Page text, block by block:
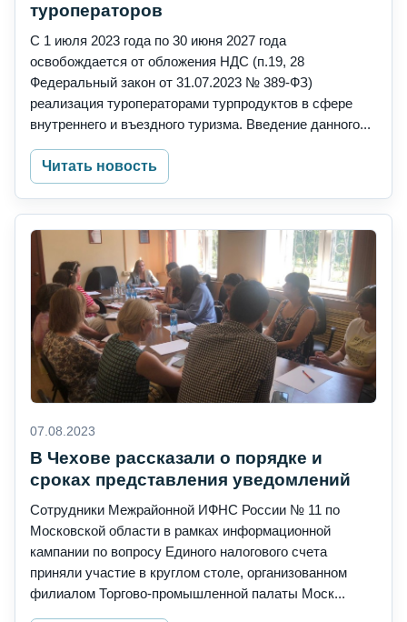
туроператоров
С 1 июля 2023 года по 30 июня 2027 года
освобождается от обложения НДС (п.19, 28
Федеральный закон от 31.07.2023 № 389-ФЗ)
реализация туроператорами турпродуктов в сфере
внутреннего и въездного туризма. Введение данного...
Читать новость
07.08.2023
В Чехове рассказали о порядке и
сроках представления уведомлений
Сотрудники Межрайонной ИФНС России № 11 по
Московской области в рамках информационной
кампании по вопросу Единого налогового счета
приняли участие в круглом столе, организованном
филиалом Торгово-промышленной палаты Моск...